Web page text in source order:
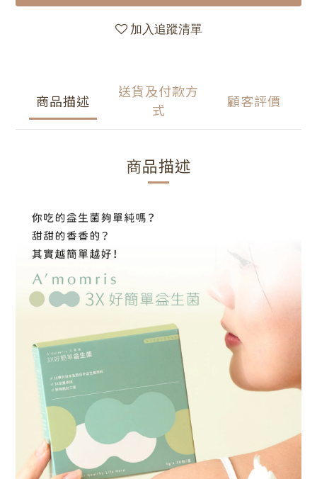
加入追蹤清單
商品描述
送貨及付款方
式
顧客評價
商品描述